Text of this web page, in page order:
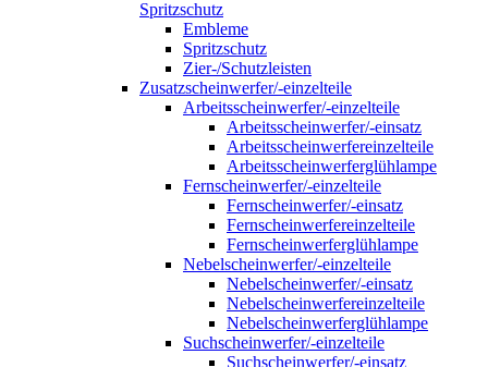
Spritzschutz
Embleme
Spritzschutz
Zier-/Schutzleisten
Zusatzscheinwerfer/-einzelteile
Arbeitsscheinwerfer/-einzelteile
Arbeitsscheinwerfer/-einsatz
Arbeitsscheinwerfereinzelteile
Arbeitsscheinwerferglühlampe
Fernscheinwerfer/-einzelteile
Fernscheinwerfer/-einsatz
Fernscheinwerfereinzelteile
Fernscheinwerferglühlampe
Nebelscheinwerfer/-einzelteile
Nebelscheinwerfer/-einsatz
Nebelscheinwerfereinzelteile
Nebelscheinwerferglühlampe
Suchscheinwerfer/-einzelteile
Suchscheinwerfer/-einsatz